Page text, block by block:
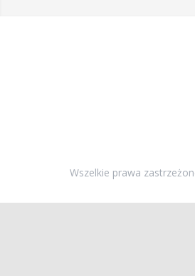
Wszelkie prawa